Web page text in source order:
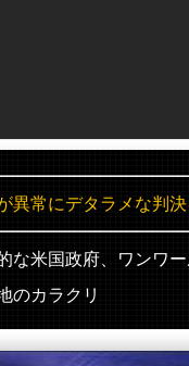
常にデタラメな判決
な米国政府、ワンワ
のカラクリ